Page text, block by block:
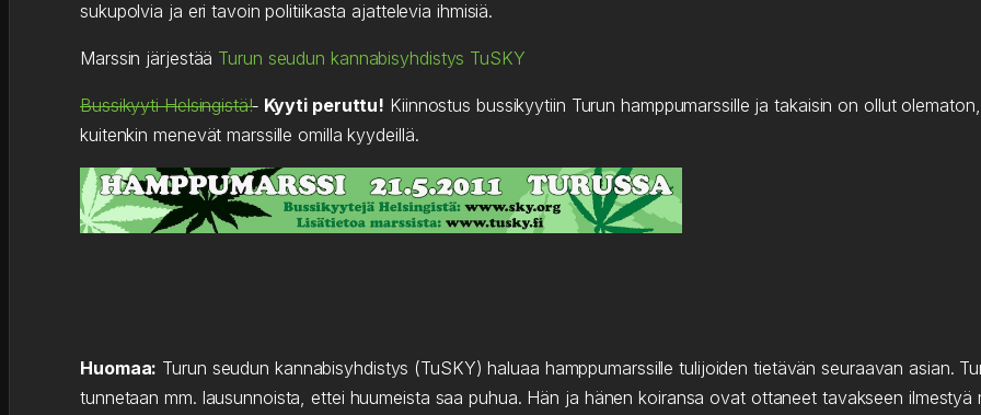
sukupolvia ja eri tavoin politiikasta ajattelevia ihmisiä.
Marssin järjestää Turun seudun kannabisyhdistys TuSKY
Bussikyyti Helsingistä! Kyyti peruttu! Kiinnostus bussikyytiin Turun hamppumarssille ja takaisin on ollut
kuitenkin menevät marssille omilla kyydeillä.
Huomaa: Turun seudun kannabisyhdistys (TuSKY) haluaa hamppumarssille tulijoiden tietävän seuraavan asian.
tunnetaan mm. lausunnoista, ettei huumeista saa puhua. Hän ja hänen koiransa ovat ottaneet tavakseen ilmestyä